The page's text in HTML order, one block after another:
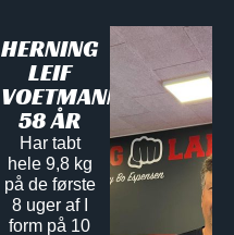
HERNING
LEIF
VOETMANN
58 ÅR
Har tabt
hele 9,8 kg
på de første
8 uger af I
form på 10